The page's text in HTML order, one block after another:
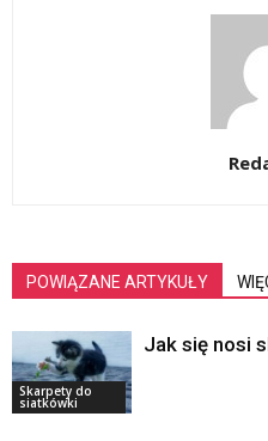
POWIĄZANE ARTYKUŁY
Skarpety do
siatkówki
Jak się nosi